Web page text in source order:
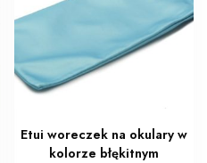
Etui woreczek na okulary w
kolorze błękitnym